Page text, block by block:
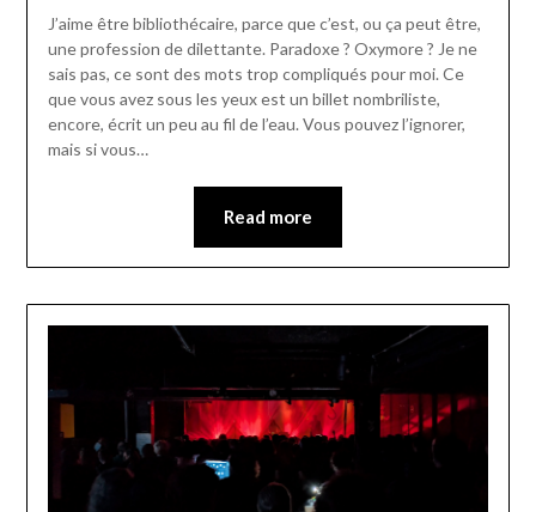
J’aime être bibliothécaire, parce que c’est, ou ça peut être,
une profession de dilettante. Paradoxe ? Oxymore ? Je ne
sais pas, ce sont des mots trop compliqués pour moi. Ce
que vous avez sous les yeux est un billet nombriliste,
encore, écrit un peu au fil de l’eau. Vous pouvez l’ignorer,
mais si vous…
Read more